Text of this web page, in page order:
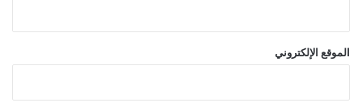
الموقع الإلكتروني